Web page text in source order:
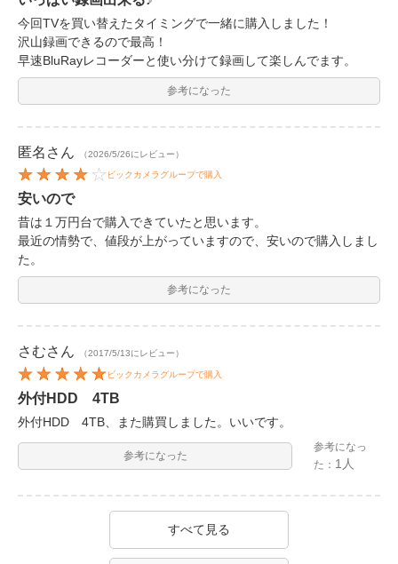
今回TVを買い替えたタイミングで一緒に購入しました！
沢山録画できるので最高！
早速BluRayレコーダーと使い分けて録画して楽しんでます。
参考になった
匿名 さん （2026/5/26にレビュー）
ビックカメラグループで購入
安いので
昔は１万円台で購入できていたと思います。
最近の情勢で、値段が上がっていますので、安いので購入しまし
た。
参考になった
さむさん （2017/5/13にレビュー）
ビックカメラグループで購入
外付HDD 4TB
外付HDD 4TB、また購買しました。いいです。
参考になった
参考になっ
た： 1人
すべて見る